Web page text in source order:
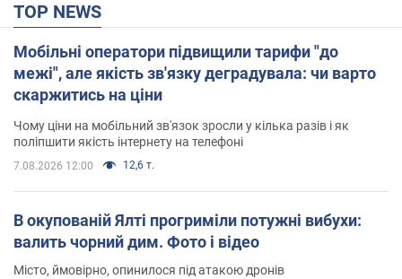
TOP NEWS
Мобільні оператори підвищили тарифи "до
межі", але якість зв'язку деградувала: чи варто
скаржитись на ціни
Чому ціни на мобільний зв'язок зросли у кілька разів і як
поліпшити якість інтернету на телефоні
7.08.2026 12:00 12,6 т.
В окупованій Ялті прогриміли потужні вибухи:
валить чорний дим. Фото і відео
Місто, ймовірно, опинилося під атакою дронів